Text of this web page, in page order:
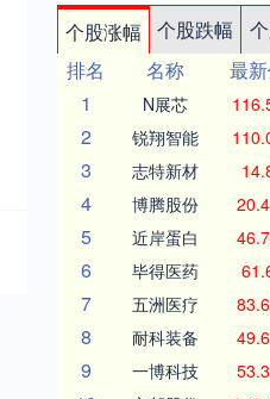
个股涨幅 个股跌幅
排名
名称 最
1
N展芯
2 锐翔智能
3 志特新材
4 博腾股份
5 近岸蛋白
6 毕得医药
7 五洲医疗
8 耐科装备
9 一博科技